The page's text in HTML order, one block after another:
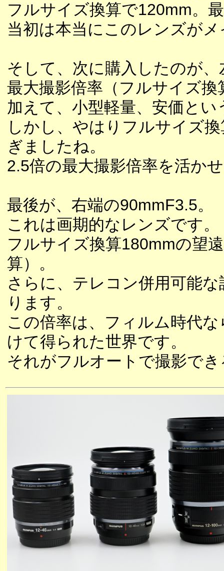
フルサイズ換算で120mm。
当初は本当にこのレンズが
そして、次に購入したのが
最大撮影倍率（フルサイズ
加えて、小型軽量、安価とい
しかし、やはりフルサイズ
ぎましたね。
2.5倍の最大撮影倍率を活か
最後が、右端の90mmF3.5。
これは画期的なレンズです。
フルサイズ換算180mmの望
算）。
さらに、テレコン併用可能
ります。
この倍率は、フィルム時代
けて得られた世界です。
それがフルオートで撮影で